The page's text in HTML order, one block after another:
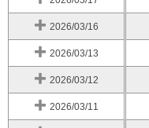
2026/03/16
2026/03/13
2026/03/12
2026/03/11